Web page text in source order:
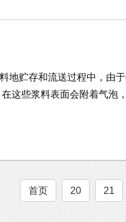
地贮存和流送过程中，由
这些浆料表面会附着气泡
首页 20 21